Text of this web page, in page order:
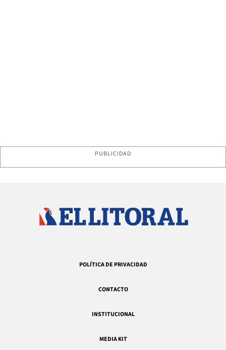
PUBLICIDAD
POLÍTICA DE PRIVACIDAD
CONTACTO
INSTITUCIONAL
MEDIA KIT